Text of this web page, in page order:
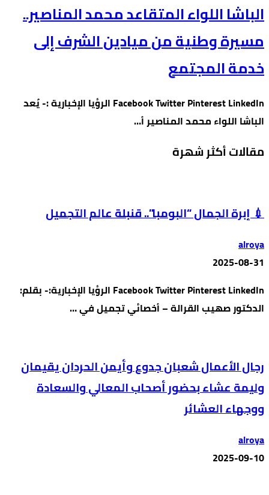
الباشا اللواء المتقاعد محمد المناصير..
مسيرة وطنية من ميادين الشرف إلى
خدمة المجتمع
Facebook Twitter Pinterest LinkedIn الرؤيا الإخبارية :- يُعد
الباشا اللواء محمد المناصير أ…
مقالات أكثر شهرة
💉 إبرة الجمال “البومبا”.. قنبلة عالم التجميل
alroya
2025-08-31
Facebook Twitter Pinterest LinkedIn الرؤيا الإخبارية:- بقلم:
الدكتور صهيب القرالة – أخصائي تجميل في …
رجال الأعمال شعبان جدوع وأيمن الحردان يقيمان
وليمة عشاء بحضور أصحاب المعالي والسعادة
ووجهاء العشائر
alroya
2025-09-10